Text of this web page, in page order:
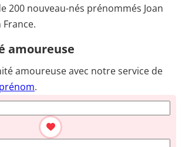
200 nouveau-nés prénommés Joan
amoureuse
amoureuse avec notre service de
.